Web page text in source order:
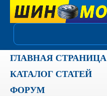
ГЛАВНАЯ СТРАНИЦА
КАТАЛОГ СТАТЕЙ
ФОРУМ